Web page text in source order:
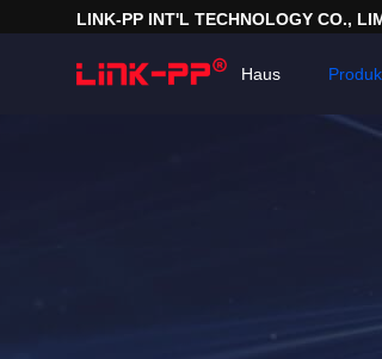
LINK-PP INT'L TECHNOLOGY CO.,
Haus